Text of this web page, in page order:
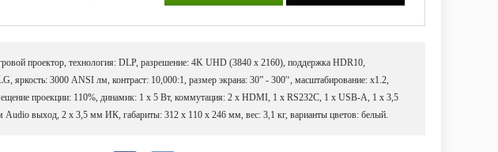
проектор, технология: DLP, разрешение: 4K UHD (3840 x 2160), поддержка HDR10,
яркость: 3000 ANSI лм, контраст: 10,000:1, размер экрана: 30” - 300'‘, масштабирование: х1.2,
проекции: 110%, динамик: 1 х 5 Вт, коммутация: 2 x HDMI, 1 х RS232C, 1 х USB-А, 1 x 3,5
Audio выход, 2 x 3,5 мм ИК, габариты: 312 x 110 x 246 мм, вес: 3,1 кг, варианты цветов: белый.